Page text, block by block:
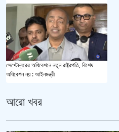
সেপ্টেম্বরের অধিবেশনে নতুন রাষ্ট্রপতি, বিশেষ
অধিবেশন নয় : আইনমন্ত্রী
আরো খবর